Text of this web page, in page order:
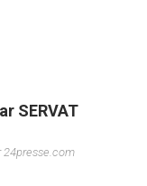
SERVAT
24presse.com